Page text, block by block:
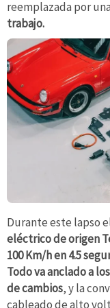
reemplazada por una
trabajo.
Durante este lapso
eléctrico de origen
100 Km/h en 4.5
Todo va anclado a
de cambios, y la
cableado de alto